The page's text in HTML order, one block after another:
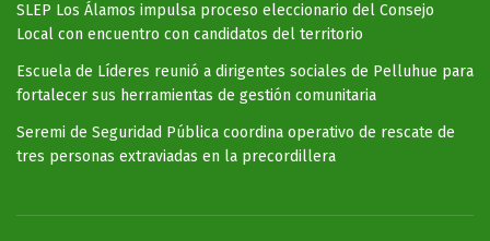
SLEP Los Álamos impulsa proceso eleccionario del Consejo
Local con encuentro con candidatos del territorio
Escuela de Líderes reunió a dirigentes sociales de Pelluhue para
fortalecer sus herramientas de gestión comunitaria
Seremi de Seguridad Pública coordina operativo de rescate de
tres personas extraviadas en la precordillera